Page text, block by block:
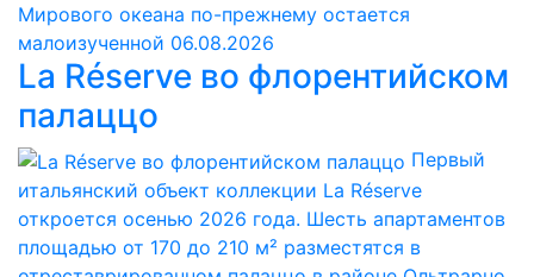
Мирового океана по-прежнему остается
малоизученной 06.08.2026
La Réserve во флорентийском
палаццо
Первый
итальянский объект коллекции La Réserve
откроется осенью 2026 года. Шесть апартаментов
площадью от 170 до 210 м² разместятся в